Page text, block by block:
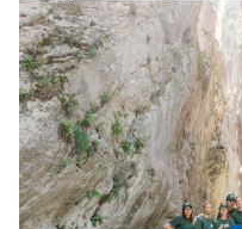
img-263.jpg